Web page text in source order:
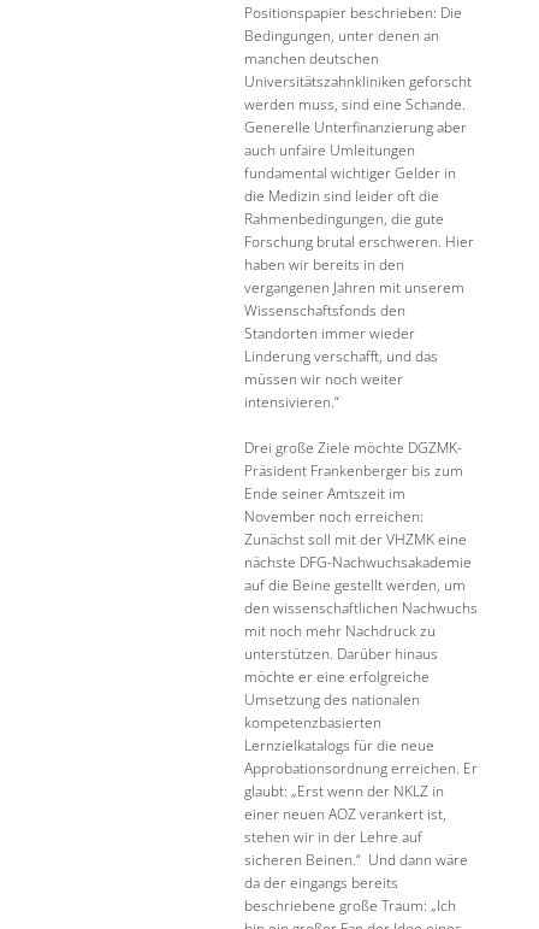
Positionspapier beschrieben: Die
Bedingungen, unter denen an
manchen deutschen
Universitätszahnkliniken geforscht
werden muss, sind eine Schande.
Generelle Unterfinanzierung aber
auch unfaire Umleitungen
fundamental wichtiger Gelder in
die Medizin sind leider oft die
Rahmenbedingungen, die gute
Forschung brutal erschweren. Hier
haben wir bereits in den
vergangenen Jahren mit unserem
Wissenschaftsfonds den
Standorten immer wieder
Linderung verschafft, und das
müssen wir noch weiter
intensivieren.“
Drei große Ziele möchte DGZMK-
Präsident Frankenberger bis zum
Ende seiner Amtszeit im
November noch erreichen:
Zunächst soll mit der VHZMK eine
nächste DFG-Nachwuchsakademie
auf die Beine gestellt werden, um
den wissenschaftlichen Nachwuchs
mit noch mehr Nachdruck zu
unterstützen. Darüber hinaus
möchte er eine erfolgreiche
Umsetzung des nationalen
kompetenzbasierten
Lernzielkatalogs für die neue
Approbationsordnung erreichen. Er
glaubt: „Erst wenn der NKLZ in
einer neuen AOZ verankert ist,
stehen wir in der Lehre auf
sicheren Beinen.“ Und dann wäre
da der eingangs bereits
beschriebene große Traum: „Ich